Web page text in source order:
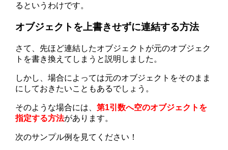
るというわけです。
オブジェクトを上書きせずに連結する方法
さて、先ほど連結したオブジェクトが元のオブジェク
トを書き換えてしまうと説明しました。
しかし、場合によっては元のオブジェクトをそのまま
にしておきたいこともあるでしょう。
そのような場合には、第1引数へ空のオブジェクトを
指定する方法があります。
次のサンプル例を見てください！